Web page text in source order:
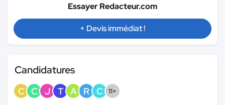
Essayer Redacteur.com
+ Devis immédiat !
Candidatures
C C J T A R C 11+